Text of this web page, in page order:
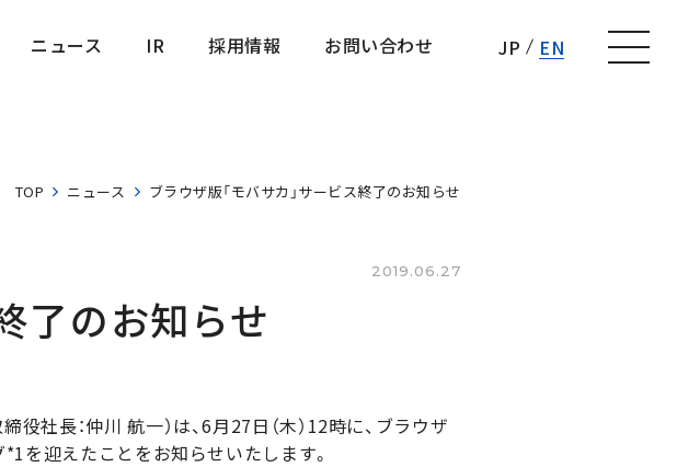
ニュース
IR
採用情報
お問い合わせ
JP EN
TOP ニュース ブラウザ版「モバサカ」サービス終了のお知らせ
2019.06.27
了のお知らせ
社長：仲川 航一）は、6月27日（木）12時に、ブラウザ
を迎えたことをお知らせいたします。